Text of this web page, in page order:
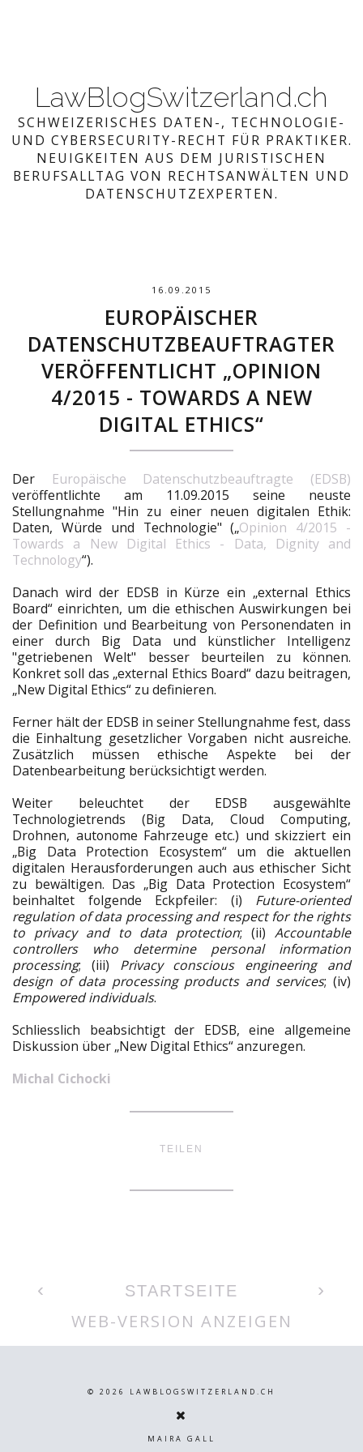
LawBlogSwitzerland.ch
SCHWEIZERISCHES DATEN-, TECHNOLOGIE-
UND CYBERSECURITY-RECHT FÜR PRAKTIKER.
NEUIGKEITEN AUS DEM JURISTISCHEN
BERUFSALLTAG VON RECHTSANWÄLTEN UND
DATENSCHUTZEXPERTEN.
16.09.2015
EUROPÄISCHER
DATENSCHUTZBEAUFTRAGTER
VERÖFFENTLICHT „OPINION
4/2015 - TOWARDS A NEW
DIGITAL ETHICS“
Der
Europäische Datenschutzbeauftragte (EDSB)
veröffentlichte am 11.09.2015 seine neuste
Stellungnahme "Hin zu einer neuen digitalen Ethik:
Daten, Würde und Technologie" („Opinion 4/2015 -
Towards a New Digital Ethics - Data, Dignity and
Technology“).
Danach wird der EDSB in Kürze ein „external Ethics
Board“ einrichten, um die ethischen Auswirkungen bei
der Definition und Bearbeitung von Personendaten in
einer durch Big Data und künstlicher Intelligenz
"getriebenen Welt" besser beurteilen zu können.
Konkret soll das „external Ethics Board“ dazu beitragen,
„New Digital Ethics“ zu definieren.
Ferner hält der EDSB in seiner Stellungnahme fest, dass
die Einhaltung gesetzlicher Vorgaben nicht ausreiche.
Zusätzlich müssen ethische Aspekte bei der
Datenbearbeitung berücksichtigt werden.
Weiter beleuchtet der EDSB ausgewählte
Technologietrends (Big Data, Cloud Computing,
Drohnen, autonome Fahrzeuge etc.) und skizziert ein
„Big Data Protection Ecosystem“ um die aktuellen
digitalen Herausforderungen auch aus ethischer Sicht
zu bewältigen. Das „Big Data Protection Ecosystem“
beinhaltet folgende Eckpfeiler: (i) Future-oriented
regulation of data processing and respect for the rights
to privacy and to data protection; (ii)Accountable
controllers who determine personal information
processing; (iii) Privacy conscious engineering and
design of data processing products and services; (iv)
Empowered individuals.
Schliesslich beabsichtigt der EDSB, eine allgemeine
Diskussion über „New Digital Ethics“ anzuregen.
Michal Cichocki
TEILEN
‹ ›
STARTSEITE
WEB-VERSION ANZEIGEN
© 2026 LAWBLOGSWITZERLAND.CH
MAIRA GALL